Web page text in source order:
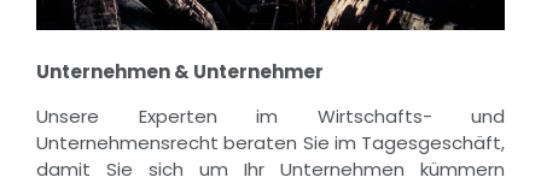
Unternehmen & Unternehmer
Unsere Experten im Wirtschafts- und
Unternehmensrecht beraten Sie im Tagesgeschäft,
damit Sie sich um Ihr Unternehmen kümmern